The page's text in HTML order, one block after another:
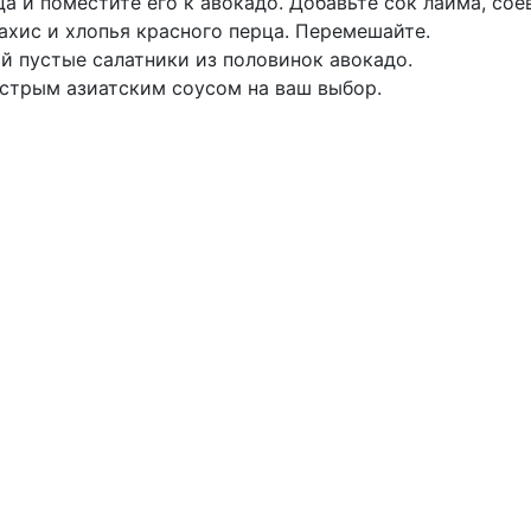
и хлопья красного перца. Перемешайте.
салатники из половинок авокадо.
азиатским соусом на ваш выбор.